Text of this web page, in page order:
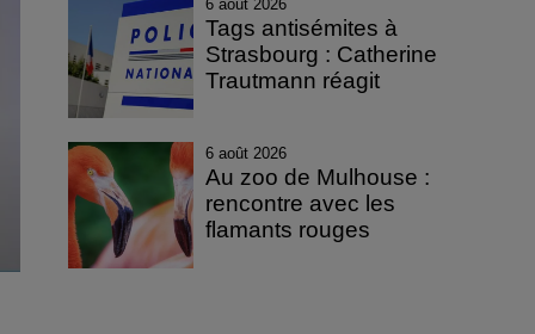
6 août 2026
Tags antisémites à
Strasbourg : Catherine
Trautmann réagit
6 août 2026
Au zoo de Mulhouse :
rencontre avec les
flamants rouges